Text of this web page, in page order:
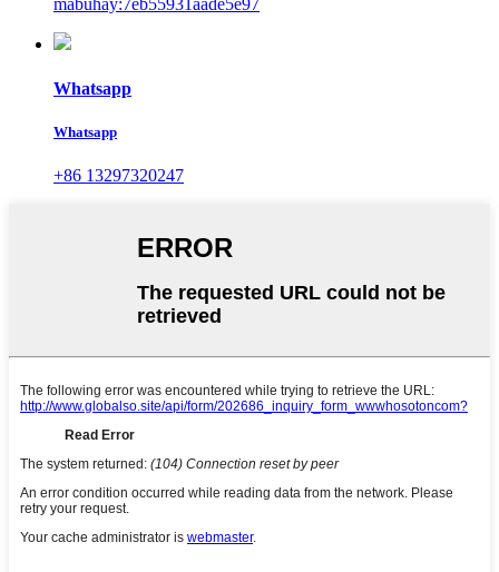
mabuhay:7eb55931aade5e97
Whatsapp
Whatsapp
+86 13297320247